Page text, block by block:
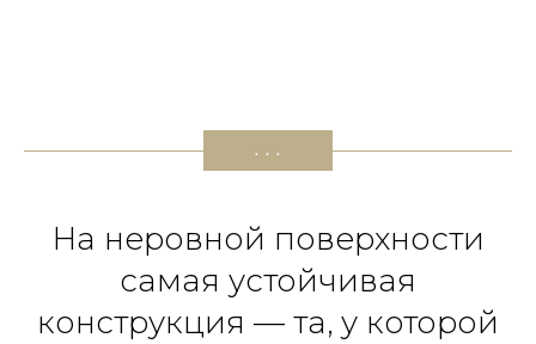
. . .
На неровной поверхности
самая устойчивая
конструкция — та, у которой